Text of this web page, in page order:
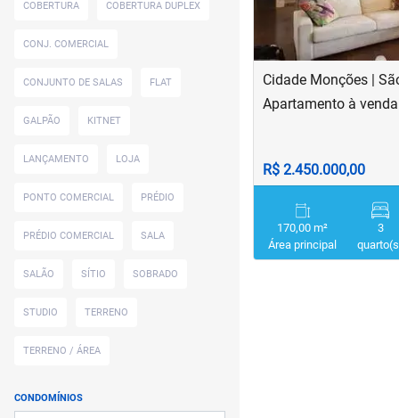
Belenzinho
Bosque da Saúde
Brás
Brooklin
Brooklin Paulista
Burgo Paulista
Butantã
Cachoeirinha
Campo Limpo
COBERTURA COBERTURA DUPLEX
CONJ. COMERCIAL
CONJUNTO DE SALAS FLAT
GALPÃO KITNET
LANÇAMENTO LOJA
PONTO COMERCIAL PRÉDIO
PRÉDIO COMERCIAL SALA
SALÃO SÍTIO SOBRADO
STUDIO TERRENO
TERRENO / ÁREA
CONDOMÍNIOS
Cidade Monções |
Apartamento à
R$ 2.450.000,00
170,00 m²
Área principal
3